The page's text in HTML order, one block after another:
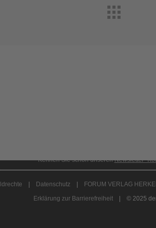
Kennen Sie schon unserenNewsletter
Datenschutz FORUM VERLAG
Erklärung zur Barrierefreiheit| © 2025 der